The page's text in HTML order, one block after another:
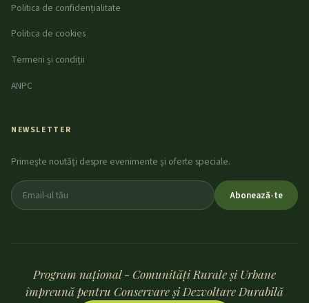
Politica de confidențialitate
Politica de cookies
Termeni și condiții
ANPC
NEWSLETTER
Primește noutăți despre evenimente și oferte speciale.
Abonează-te
Program național - Comunități Rurale și Urbane
împreună pentru Conservare și Dezvoltare Durabilă